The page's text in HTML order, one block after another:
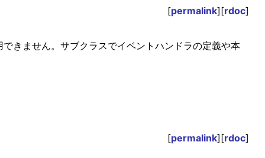
[permalink][rdoc]
きません。サブクラスでイベントハンドラの定義や本
[permalink][rdoc]